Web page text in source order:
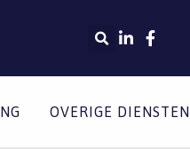
OVERIGE DIENSTEN